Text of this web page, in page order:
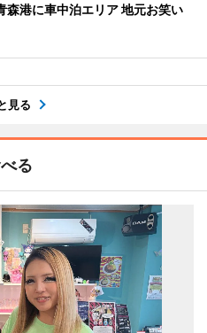
森港に車中泊エリア 地元お笑い
見る
る